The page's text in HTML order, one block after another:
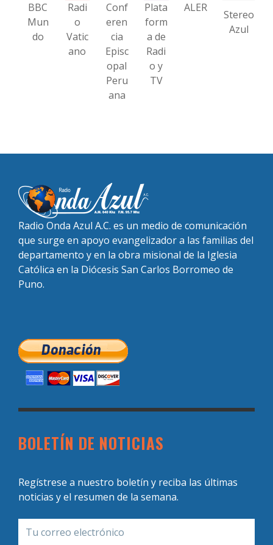
BBC
Mun
do
Radi
o
Vatic
ano
Conf
eren
cia
Episc
opal
Peru
ana
Plata
form
a de
Radi
o y
TV
ALER
Stereo
Azul
Radio Onda Azul A.C. es un medio de comunicación
que surge en apoyo evangelizador a las familias del
departamento y en la obra misional de la Iglesia
Católica en la Diócesis San Carlos Borromeo de
Puno.
BOLETÍN DE NOTICIAS
Regístrese a nuestro boletín y reciba las últimas
noticias y el resumen de la semana.